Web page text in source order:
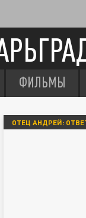
ФИЛЬМЫ
ОТЕЦ АНДРЕЙ: